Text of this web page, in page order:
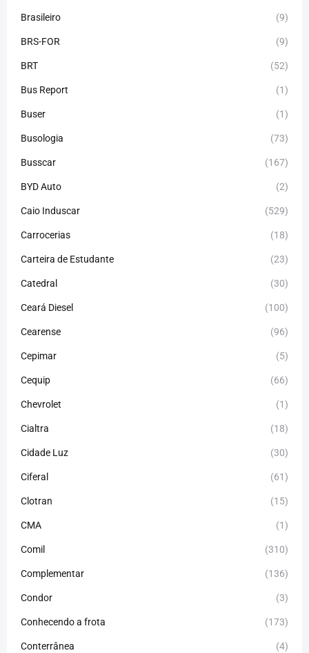
Brasileiro (9)
BRS-FOR (9)
BRT (52)
Bus Report (1)
Buser (1)
Busologia (73)
Busscar (167)
BYD Auto (2)
Caio Induscar (529)
Carrocerias (18)
Carteira de Estudante (23)
Catedral (30)
Ceará Diesel (100)
Cearense (96)
Cepimar (5)
Cequip (66)
Chevrolet (1)
Cialtra (18)
Cidade Luz (30)
Ciferal (61)
Clotran (15)
CMA (1)
Comil (310)
Complementar (136)
Condor (3)
Conhecendo a frota (173)
Conterrânea (4)